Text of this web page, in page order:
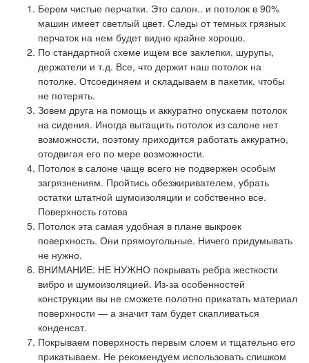
Берем чистые перчатки. Это салон.. и потолок в 90%
машин имеет светлый цвет. Следы от темных грязных
перчаток на нем будет видно крайне хорошо.
По стандартной схеме ищем все заклепки, шурупы,
держатели и т.д. Все, что держит наш потолок на
потолке. Отсоединяем и складываем в пакетик, чтобы
не потерять.
Зовем друга на помощь и аккуратно опускаем потолок
на сидения. Иногда вытащить потолок из салоне нет
возможности, поэтому приходится работать аккуратно,
отодвигая его по мере возможности.
Потолок в салоне чаще всего не подвержен особым
загрязнениям. Пройтись обезжиривателем, убрать
остатки штатной шумоизоляции и собственно все.
Поверхность готова
Потолок эта самая удобная в плане выкроек
поверхность. Они прямоугольные. Ничего придумывать
не нужно.
ВНИМАНИЕ: НЕ НУЖНО покрывать ребра жесткости
вибро и шумоизоляцией. Из-за особенностей
конструкции вы не сможете полотно прикатать материал
поверхности — а значит там будет скапливаться
конденсат.
Покрываем поверхность первым слоем и тщательно его
прикатываем. Не рекомендуем использовать слишком